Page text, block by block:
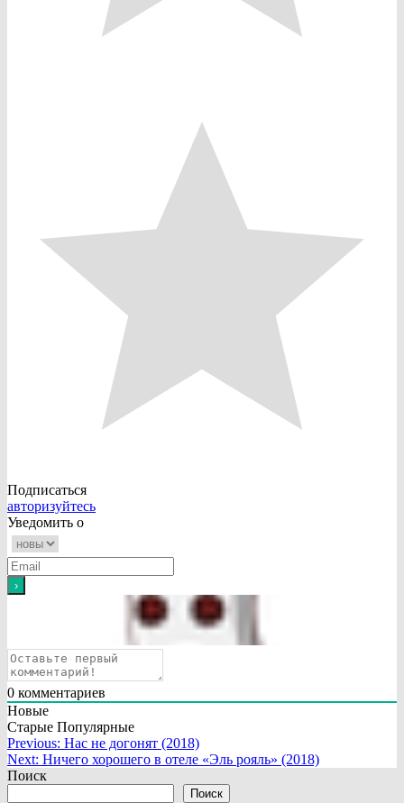
Подписаться
авторизуйтесь
Уведомить о
0 комментариев
Новые
Старые Популярные
Навигация
по
Previous: Нас не догонят (2018)
Next: Ничего хорошего в отеле «Эль рояль» (2018)
Поиск
Поиск